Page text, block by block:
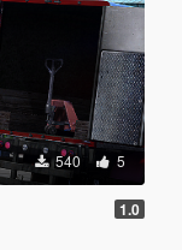
540 5
1.0